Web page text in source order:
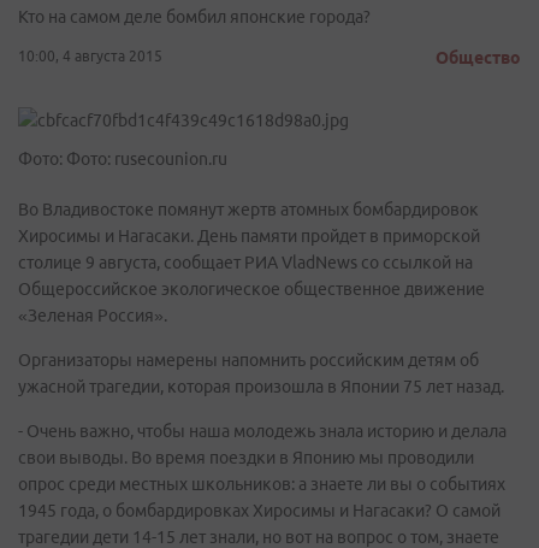
Кто на самом деле бомбил японские города?
10:00, 4 августа 2015 Общество
Фото: Фото: rusecounion.ru
Во Владивостоке помянут жертв атомных бомбардировок
Хиросимы и Нагасаки. День памяти пройдет в приморской
столице 9 августа, сообщает РИА VladNews со ссылкой на
Общероссийское экологическое общественное движение
«Зеленая Россия».
Организаторы намерены напомнить российским детям об
ужасной трагедии, которая произошла в Японии 75 лет назад.
- Очень важно, чтобы наша молодежь знала историю и делала
свои выводы. Во время поездки в Японию мы проводили
опрос среди местных школьников: а знаете ли вы о событиях
1945 года, о бомбардировках Хиросимы и Нагасаки? О самой
трагедии дети 14-15 лет знали, но вот на вопрос о том, знаете